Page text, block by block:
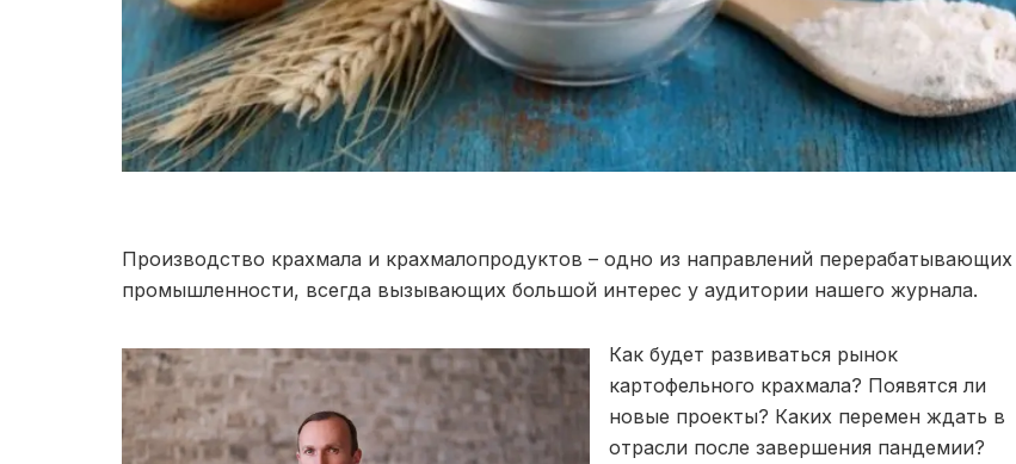
Производство крахмала и крахмалопродуктов – одно из направлений перерабатывающих
промышленности, всегда вызывающих большой интерес у аудитории нашего журнала.
Как будет развиваться рынок
картофельного крахмала? Появятся ли
новые проекты? Каких перемен ждать в
отрасли после завершения пандемии?